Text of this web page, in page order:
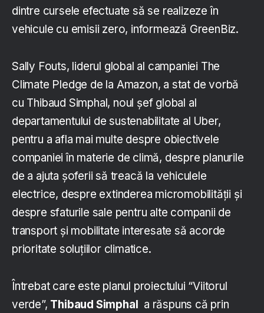
dintre cursele efectuate să se realizeze în
vehicule cu emisii zero, informează GreenBiz.
Sally Fouts, liderul global al campaniei The
Climate Pledge de la Amazon, a stat de vorbă
cu Thibaud Simphal, noul șef global al
departamentului de sustenabilitate al Uber,
pentru a afla mai multe despre obiectivele
companiei în materie de climă, despre planurile
de a ajuta șoferii să treacă la vehiculele
electrice, despre extinderea micromobilității și
despre sfaturile sale pentru alte companii de
transport și mobilitate interesate să acorde
prioritate soluțiilor climatice.
Întrebat care este planul proiectului “Viitorul
verde”, Thibaud Simphal a răspuns că prin